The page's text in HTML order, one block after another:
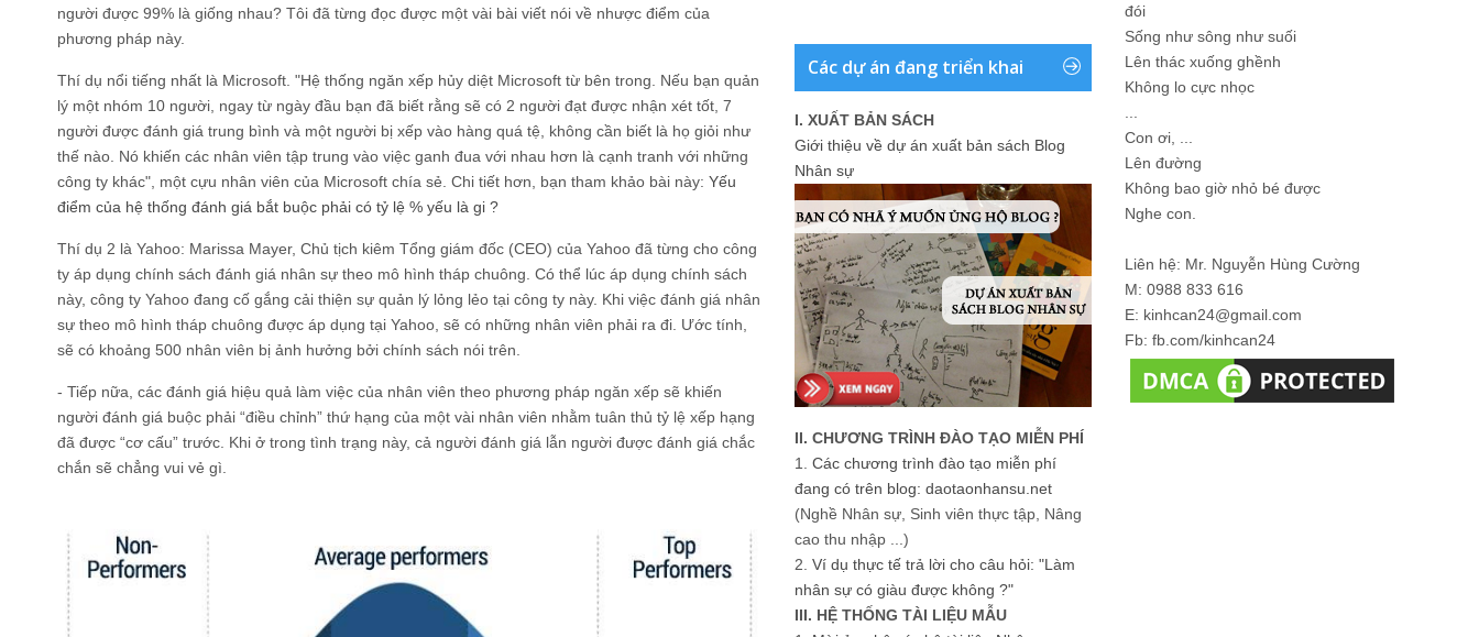
người được 99% là giống nhau? Tôi đã từng đọc được một vài bài viết nói về nhược điểm của
phương pháp này.
Thí dụ nổi tiếng nhất là Microsoft. "Hệ thống ngăn xếp hủy diệt Microsoft từ bên trong. Nếu bạn quản
lý một nhóm 10 người, ngay từ ngày đầu bạn đã biết rằng sẽ có 2 người đạt được nhận xét tốt, 7
người được đánh giá trung bình và một người bị xếp vào hàng quá tệ, không cần biết là họ giỏi như
thế nào. Nó khiến các nhân viên tập trung vào việc ganh đua với nhau hơn là cạnh tranh với những
công ty khác", một cựu nhân viên của Microsoft chía sẻ. Chi tiết hơn, bạn tham khảo bài này: Yếu
điểm của hệ thống đánh giá bắt buộc phải có tỷ lệ % yếu là gi ?
Thí dụ 2 là Yahoo: Marissa Mayer, Chủ tịch kiêm Tổng giám đốc (CEO) của Yahoo đã từng cho công
ty áp dụng chính sách đánh giá nhân sự theo mô hình tháp chuông. Có thể lúc áp dụng chính sách
này, công ty Yahoo đang cố gắng cải thiện sự quản lý lỏng lẻo tại công ty này. Khi việc đánh giá nhân
sự theo mô hình tháp chuông được áp dụng tại Yahoo, sẽ có những nhân viên phải ra đi. Ước tính,
sẽ có khoảng 500 nhân viên bị ảnh hưởng bởi chính sách nói trên.
- Tiếp nữa, các đánh giá hiệu quả làm việc của nhân viên theo phương pháp ngăn xếp sẽ khiến
người đánh giá buộc phải “điều chỉnh” thứ hạng của một vài nhân viên nhằm tuân thủ tỷ lệ xếp hạng
đã được “cơ cấu” trước. Khi ở trong tình trạng này, cả người đánh giá lẫn người được đánh giá chắc
chắn sẽ chẳng vui vẻ gì.
Các dự án đang triển khai
I. XUẤT BẢN SÁCH
Giới thiệu về dự án xuất bản sách Blog
Nhân sự
II. CHƯƠNG TRÌNH ĐÀO TẠO MIỄN PHÍ
1. Các chương trình đào tạo miễn phí
đang có trên blog: daotaonhansu.net
(Nghề Nhân sự, Sinh viên thực tập, Nâng
cao thu nhập ...)
2. Ví dụ thực tế trả lời cho câu hỏi: "Làm
nhân sự có giàu được không ?"
III. HỆ THỐNG TÀI LIỆU MẪU
đói
Sống như sông như suối
Lên thác xuống ghềnh
Không lo cực nhọc
Con ơi, ...
Lên đường
Không bao giờ nhỏ bé được
Nghe con.
Liên hệ: Mr. Nguyễn Hùng Cường
M: 0988 833 616
E: kinhcan24@gmail.com
Fb: fb.com/kinhcan24